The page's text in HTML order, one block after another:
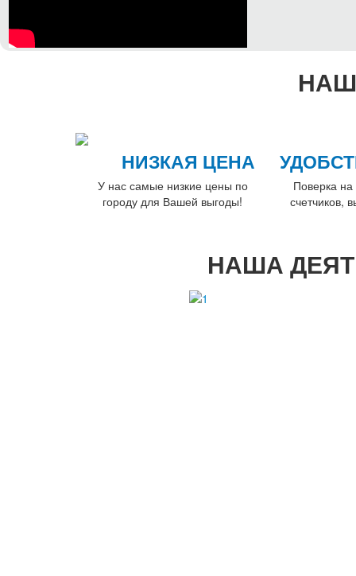
НИЗКАЯ ЦЕНА
У нас самые низкие цены по
городу для Вашей выгоды!
Поверка
счетчиков,
НАША